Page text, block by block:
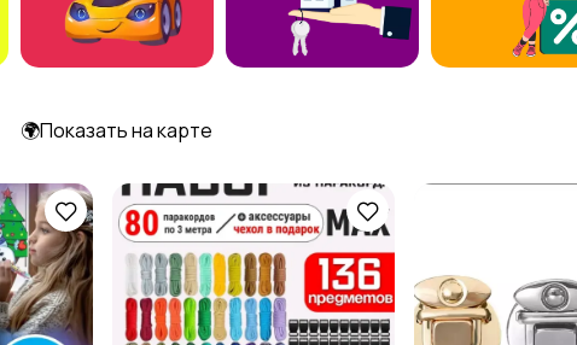
🌍Показать на карте